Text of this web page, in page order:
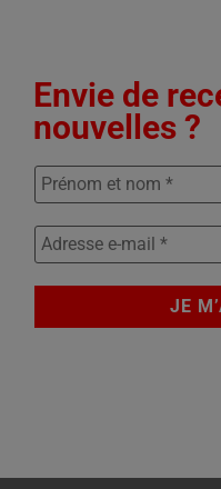
Envie de
nouvelles ?